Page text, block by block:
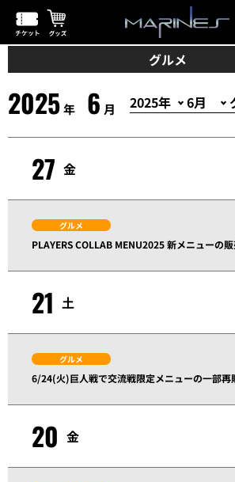
グルメ
2025年 6 月
27 金
グルメ
PLAYERS COLLAB MENU2025 新メニューの販
21 土
グルメ
6/24(火)巨人戦で交流戦限定メニューの一部再
20 金